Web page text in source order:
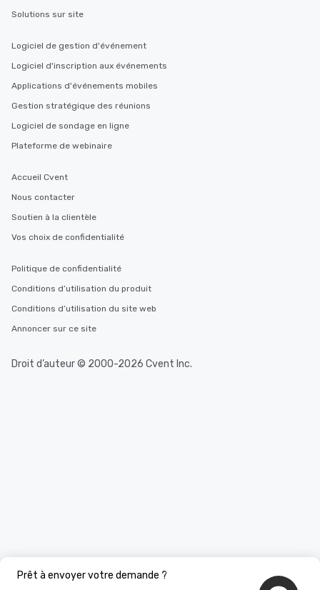
Prêt à envoyer votre demande ?
Solutions sur site
Logiciel de gestion d'événement
Logiciel d'inscription aux événements
Applications d'événements mobiles
Gestion stratégique des réunions
Logiciel de sondage en ligne
Plateforme de webinaire
Accueil Cvent
Nous contacter
Soutien à la clientèle
Vos choix de confidentialité
Politique de confidentialité
Conditions d’utilisation du produit
Conditions d’utilisation du site web
Annoncer sur ce site
Droit d’auteur © 2000-2026 Cvent Inc.